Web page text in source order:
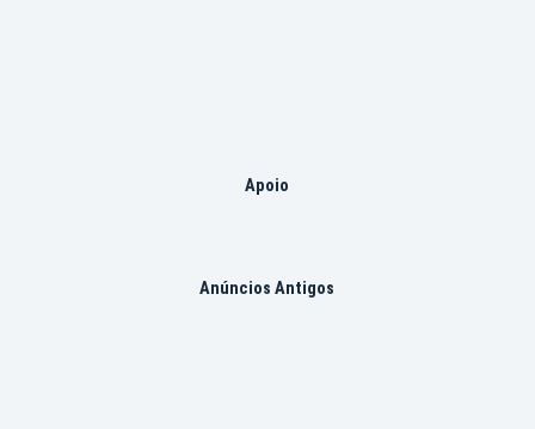
Apoio
Anúncios Antigos